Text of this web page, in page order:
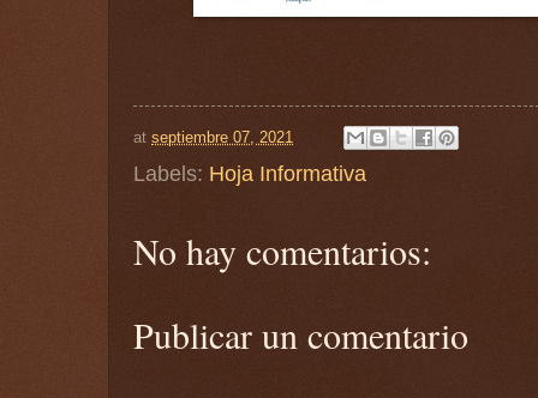
at septiembre 07, 2021
Labels: Hoja Informativa
No hay comentarios:
Publicar un comentario